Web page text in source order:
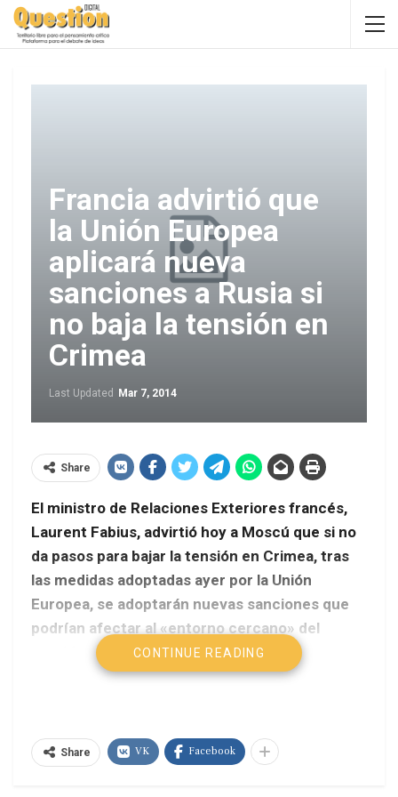
Francia advirtió que
la Unión Europea
aplicará nueva
sanciones a Rusia si
no baja la tensión en
Crimea
Last Updated Mar 7, 2014
Share
El ministro de Relaciones Exteriores francés,
Laurent Fabius, advirtió hoy a Moscú que si no
da pasos para bajar la tensión en Crimea, tras
las medidas adoptadas ayer por la Unión
Europea, se adoptarán nuevas sanciones que
podrían afectar al «entorno cercano» del
presidente ruso, Vladimir Putin.
señaló que «es muy importante que Europa esté
CONTINUE READING
Share VK Facebook